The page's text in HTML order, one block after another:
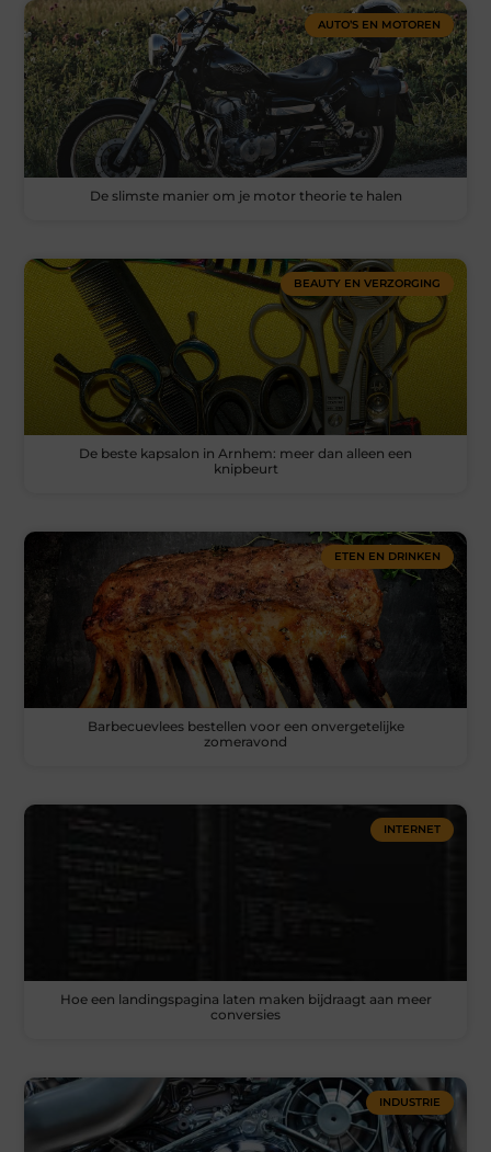
AUTO’S EN MOTOREN
De slimste manier om je motor theorie te halen
BEAUTY EN VERZORGING
De beste kapsalon in Arnhem: meer dan alleen een
knipbeurt
ETEN EN DRINKEN
Barbecuevlees bestellen voor een onvergetelijke
zomeravond
INTERNET
Hoe een landingspagina laten maken bijdraagt aan meer
conversies
INDUSTRIE